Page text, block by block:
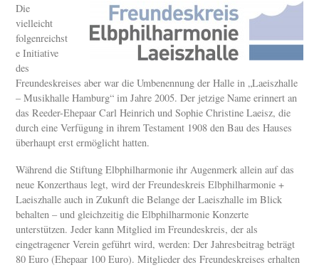
Die
vielleicht
folgenreichst
e Initiative
des
Freundeskreises aber war die Umbenennung der Halle in „Laeiszhalle
– Musikhalle Hamburg“ im Jahre 2005. Der jetzige Name erinnert an
das Reeder-Ehepaar Carl Heinrich und Sophie Christine Laeisz, die
durch eine Verfügung in ihrem Testament 1908 den Bau des Hauses
überhaupt erst ermöglicht hatten.
Während die Stiftung Elbphilharmonie ihr Augenmerk allein auf das
neue Konzerthaus legt, wird der Freundeskreis Elbphilharmonie +
Laeiszhalle auch in Zukunft die Belange der Laeiszhalle im Blick
behalten – und gleichzeitig die Elbphilharmonie Konzerte
unterstützen. Jeder kann Mitglied im Freundeskreis, der als
eingetragener Verein geführt wird, werden: Der Jahresbeitrag beträgt
80 Euro (Ehepaar 100 Euro). Mitglieder des Freundeskreises erhalten